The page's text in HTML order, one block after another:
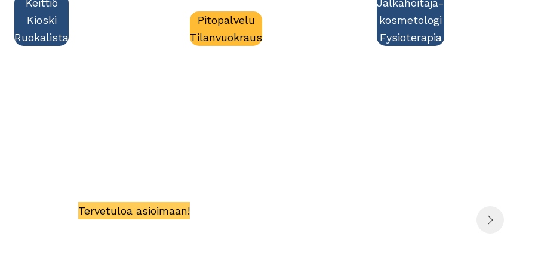
Keittiö
Kioski
Ruokalista
Pitopalvelu
Tilanvuokraus
Jalkahoitaja-
kosmetologi
Fysioterapia